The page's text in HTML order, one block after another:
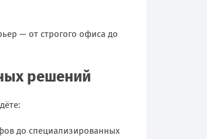
— от строгого офиса до
решений
до специализированных